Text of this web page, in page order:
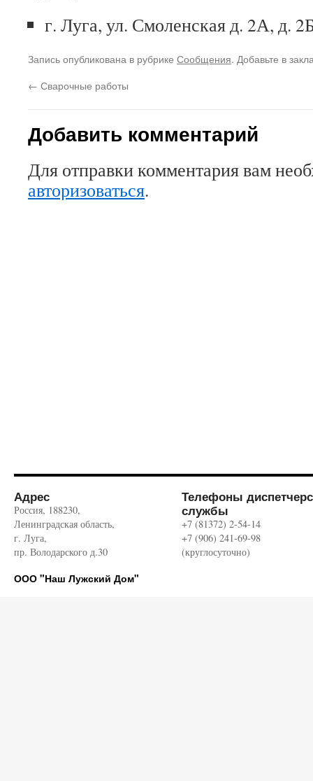
г. Луга, ул. Смоленская д. 2А, д.
Запись опубликована в рубрике Сообщения. Добавьте в
← Сварочные работы
Добавить комментарий
Для отправки комментария вам
авторизоваться.
Адрес
Россия, 188230,
Ленинградская область,
г. Луга,
пр. Володарского д.30
Телефоны
службы
+7 (81372) 2-54-14
+7 (906) 241-69-98
(круглосуточно)
ООО "Наш Лужский Дом"